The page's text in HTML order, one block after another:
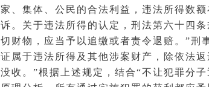
家、集体、公民 的合法利益，违法所得数
诉 。关于违法所得的认定，刑法第六十四
切财物，应当予以追缴或者责令退赔。”刑
证属于违法所得及其他涉案财产，除依法
没收。”根据上述规定，结合“不让犯罪分